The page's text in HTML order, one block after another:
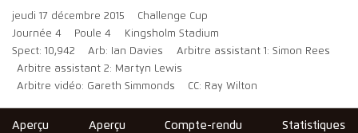
jeudi 17 décembre 2015
Challenge Cup
Journée 4
Poule 4
Kingsholm Stadium
Spect: 10,942
Arb: Ian Davies
Arbitre assistant 1: Simon Rees
Arbitre assistant 2: Martyn Lewis
Arbitre vidéo: Gareth Simmonds
CC: Ray Wilton
Aperçu Aperçu Compte-rendu Statistiques